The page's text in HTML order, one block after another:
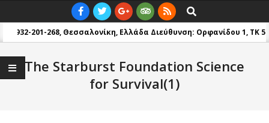
to
content
Navigation
Menu
Search
6932-201-268, Θεσσαλονίκη, ΕλλάδαΔιεύθυνση: Ορφανίδου 1, TK
The Starburst Foundation Science
for Survival(1)